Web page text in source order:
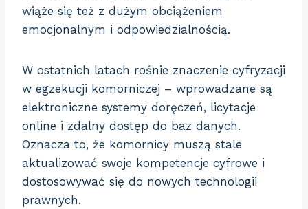
wiąże się też z dużym obciążeniem
emocjonalnym i odpowiedzialnością.
W ostatnich latach rośnie znaczenie cyfryzacji
w egzekucji komorniczej – wprowadzane są
elektroniczne systemy doręczeń, licytacje
online i zdalny dostęp do baz danych.
Oznacza to, że komornicy muszą stale
aktualizować swoje kompetencje cyfrowe i
dostosowywać się do nowych technologii
prawnych.